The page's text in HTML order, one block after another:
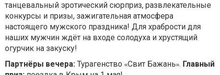
танцевальный эротический сюрприз, развлекательные
конкурсы и призы, зажигательная атмосфера
настоящего мужского праздника! Для храбрости для
наших мужчин ждёт на входе солодуха и хрустящий
огурчик на закуску!
Партнёры вечера: Турагенство «Свит Бажань». Главный